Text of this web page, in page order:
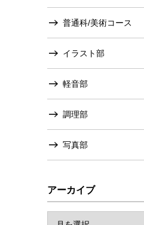
普通科/美術コース
イラスト部
軽音部
調理部
写真部
アーカイブ